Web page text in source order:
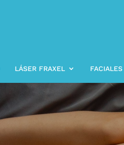
LÁSER FRAXEL FACIALES